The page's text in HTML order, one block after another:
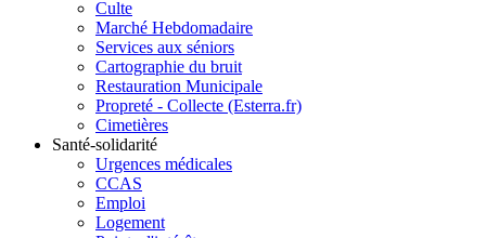
Culte
Marché Hebdomadaire
Services aux séniors
Cartographie du bruit
Restauration Municipale
Propreté - Collecte (Esterra.fr)
Cimetières
Santé-solidarité
Urgences médicales
CCAS
Emploi
Logement